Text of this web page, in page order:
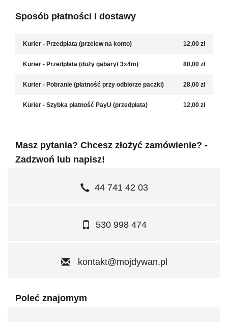
Sposób płatności i dostawy
Kurier - Przedpłata (przelew na konto) 12,00 zł
Kurier - Przedpłata (duży gabaryt 3x4m) 80,00 zł
Kurier - Pobranie (płatność przy odbiorze paczki) 28,00 zł
Kurier - Szybka płatność PayU (przedpłata) 12,00 zł
Masz pytania? Chcesz złożyć zamówienie? -
Zadzwoń lub napisz!
44 741 42 03
530 998 474
kontakt@mojdywan.pl
Poleć znajomym